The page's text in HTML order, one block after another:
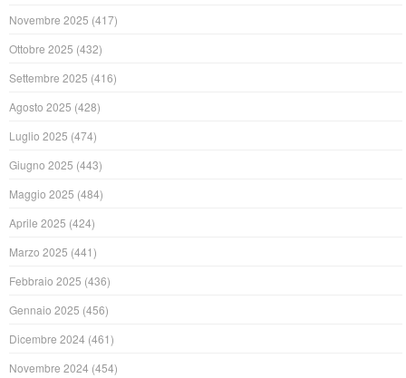
Novembre 2025 (417)
Ottobre 2025 (432)
Settembre 2025 (416)
Agosto 2025 (428)
Luglio 2025 (474)
Giugno 2025 (443)
Maggio 2025 (484)
Aprile 2025 (424)
Marzo 2025 (441)
Febbraio 2025 (436)
Gennaio 2025 (456)
Dicembre 2024 (461)
Novembre 2024 (454)